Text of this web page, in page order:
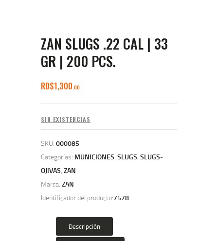
ZAN SLUGS .22 CAL | 33
GR | 200 PCS.
RD$1,300 00
SIN EXISTENCIAS
SKU: 000085
Categorías: MUNICIONES, SLUGS, SLUGS-
OJIVAS, ZAN
Marca: ZAN
Identificador del producto:7578
Descripción